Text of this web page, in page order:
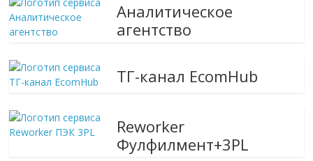
Аналитическое
агентство
ТГ-канал EcomHub
Reworker
Фулфилмент+3PL